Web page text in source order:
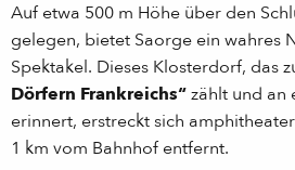
Auf etwa 500 m Höhe über den
gelegen, bietet Saorge ein wahres
Spektakel. Dieses Klosterdorf, das
Dörfern Frankreichs“zählt und an
erinnert, erstreckt sich
1 km vom Bahnhof entfernt.